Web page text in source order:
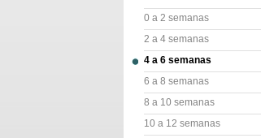
0 a 2 semanas
2 a 4 semanas
4 a 6 semanas
6 a 8 semanas
8 a 10 semanas
10 a 12 semanas